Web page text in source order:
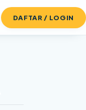
DAFTAR / LOGIN